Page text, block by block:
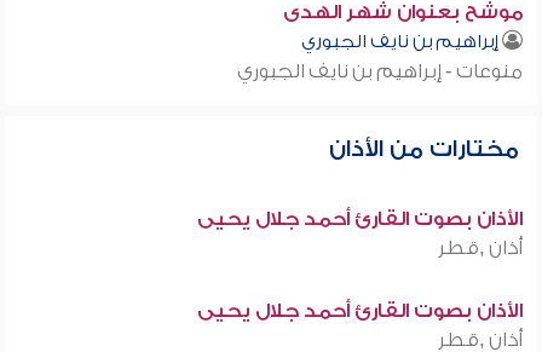
موشح بعنوان شهر الهدى
إبراهيم بن نايف الجبوري
منوعات - إبراهيم بن نايف الجبوري
مختارات من الأذان
الأذان بصوت القارئ أحمد جلال يحيى
أذان ,قطر
الأذان بصوت القارئ أحمد جلال يحيى
أذان ,قطر